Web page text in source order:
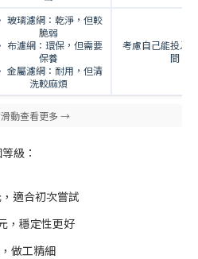
玻璃濾網：乾淨，但較
脆弱
布濾網：環保，但需要
保養
金屬濾網：耐用，但清
洗較麻煩
考慮自己能投入
間
級：
適合初次嘗試
，穩定性更好
做工精細